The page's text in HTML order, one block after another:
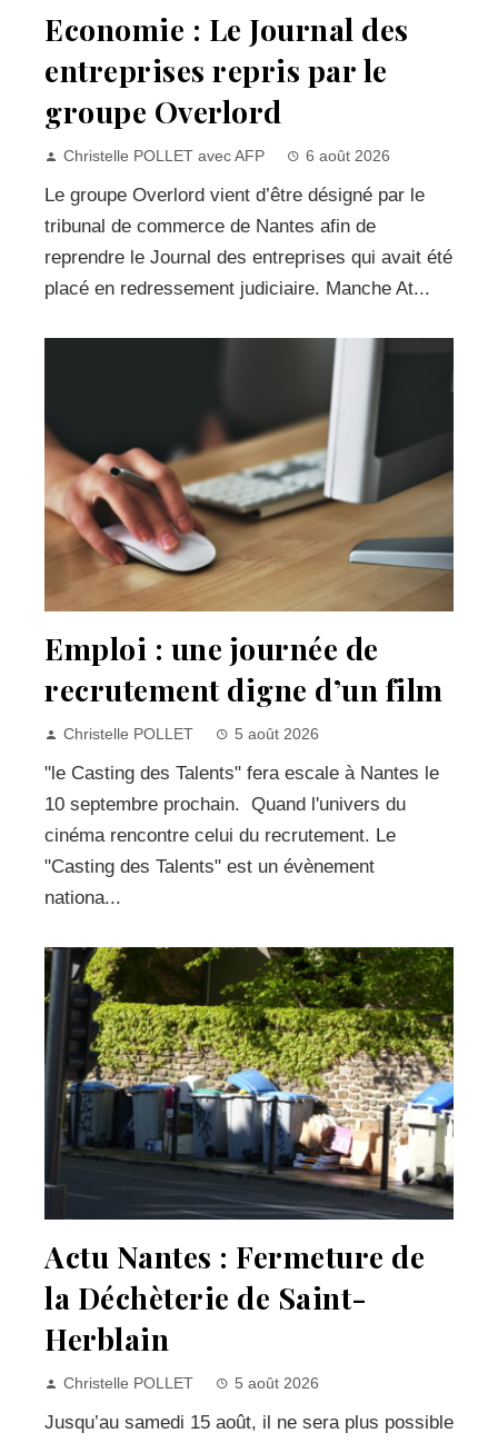
Economie : Le Journal des
entreprises repris par le
groupe Overlord
Christelle POLLET avec AFP 6 août 2026
Le groupe Overlord vient d’être désigné par le
tribunal de commerce de Nantes afin de
reprendre le Journal des entreprises qui avait été
placé en redressement judiciaire. Manche At...
Emploi : une journée de
recrutement digne d’un film
Christelle POLLET 5 août 2026
"le Casting des Talents" fera escale à Nantes le
10 septembre prochain. Quand l'univers du
cinéma rencontre celui du recrutement. Le
"Casting des Talents" est un évènement
nationa...
Actu Nantes : Fermeture de
la Déchèterie de Saint-
Herblain
Christelle POLLET 5 août 2026
Jusqu’au samedi 15 août, il ne sera plus possible